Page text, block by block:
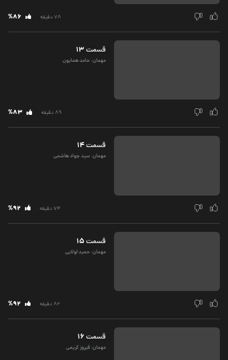
78 دقیقه %86
قسمت‌13
مهمان: حامد همایون
89 دقیقه %83
قسمت‌14
مهمان: سید جواد هاشمی
74 دقیقه %92
قسمت‌15
مهمان: حمید لولایی
82 دقیقه %92
قسمت‌16
مهمان: فیروز کریمی